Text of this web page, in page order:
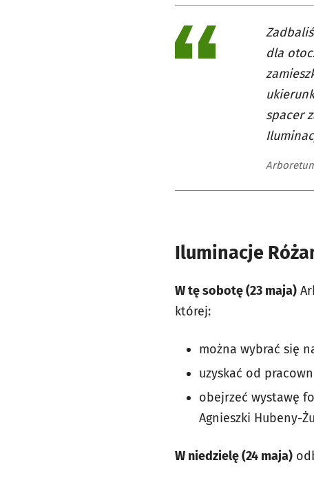
dla
spacer
Iluminacje
W tę sobotę (23 maja)
której:
można wybrać się
uzyskać od
obejrzeć wystawę
Agnieszki Hubeny-
W niedzielę (24 maja)